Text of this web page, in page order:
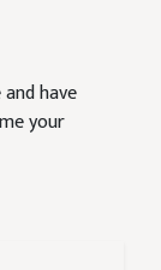
have
me your